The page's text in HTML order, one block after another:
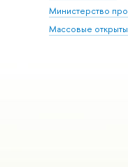
Министерство
Массовые